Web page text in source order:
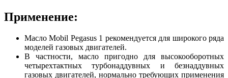
Применение:
Масло Mobil Pegasus 1 рекомендуется для широкого ряда
моделей газовых двигателей.
В частности, масло пригодно для высокооборотных
четырехтактных турбонаддувных и безнаддувных
газовых двигателей, нормально требующих применения